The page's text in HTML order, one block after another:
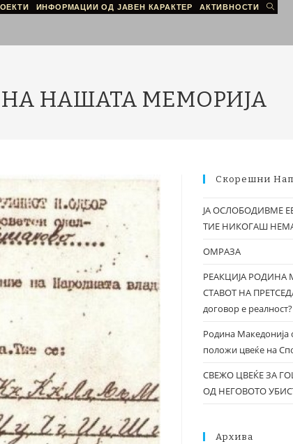
ИНФОРМАЦИИ ОД ЈАВЕН КАРАКТЕР АКТИВНОСТИ
НАШАТА МЕМОРИЈА
Скорешни
ЈА ОСЛОБОДИВМЕ
ТИЕ НИКОГАШ
ОМРАЗА
РЕАКЦИЈА РОДИНА
СТАВОТ НА
договор е реалност?
Родина Македонија
положи цвеќе на
СВЕЖО ЦВЕЌЕ ЗА
ОД НЕГОВОТО
Архива